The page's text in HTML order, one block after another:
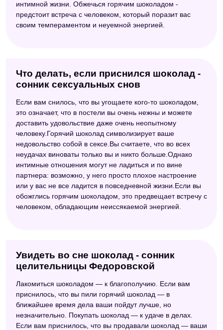
интимной жизни. Обжечься горячим шоколадом -
предстоит встреча с человеком, который поразит вас
своим темпераментом и неуемной энергией.
Что делать, если приснился шоколад -
сонник сексуальных снов
Если вам снилось, что вы угощаете кого-то шоколадом,
это означает, что в постели вы очень нежны и можете
доставить удовольствие даже очень неопытному
человеку.Горячий шоколад символизирует ваше
недовольство собой в сексе.Вы считаете, что во всех
неудачах виноваты только вы и никто больше.Однако
интимные отношения могут не ладиться и по вине
партнера: возможно, у него просто плохое настроение
или у вас не все ладится в повседневной жизни.Если вы
обожглись горячим шоколадом, это предвещает встречу с
человеком, обладающим неиссякаемой энергией.
Увидеть во сне шоколад - сонник
целительницы Федоровской
Лакомиться шоколадом — к благополучию. Если вам
приснилось, что вы пили горячий шоколад — в
ближайшее время дела ваши пойдут лучше, но
незначительно. Покупать шоколад — к удаче в делах.
Если вам приснилось, что вы продавали шоколад — ваши